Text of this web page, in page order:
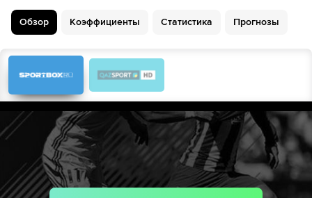
Andrey Solodukhin
Владислав Шпитальный
Aleksej Golijanin
Максим Кутовой
63´
Владислав Шпитальный
64´
Савелий Ратников
Андрей Семенов
Обзор Коэффициенты Статистика Прогнозы